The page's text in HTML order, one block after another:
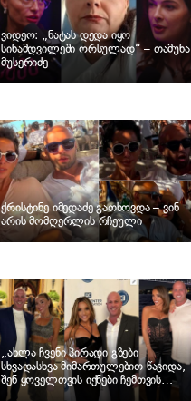
ვიდეო: „ნატას დედა იყო
სინამდვილეში ორსულად“ – თამუნა
მუსერიძე
ქრისტინე იმედაძე გათხოვდა – ვინ
არის მომღერლის რჩეული
„ახლა ჩვენი პირადი გზები
სხვადასხვა მიმართულებით წავიდა,
შენ ყოველთვის იქნები ჩემთვის
შთაგონების წყარო“ – ნუცა ბუზალაძე